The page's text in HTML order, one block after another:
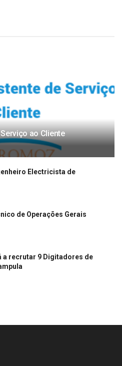
ao Cliente
Electricista de
de Operações Gerais
a recrutar 9 Digitadores de